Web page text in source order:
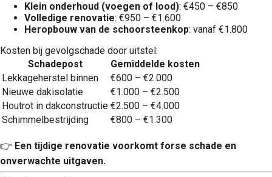
Klein onderhoud (voegen of lood): €450 – €850
Volledige renovatie: €950 – €1.600
Heropbouw van de schoorsteenkop: vanaf €1.800
Kosten bij gevolgschade door uitstel:
Schadepost
Gemiddelde kosten
Lekkageherstel binnen
€600 – €2.000
Nieuwe dakisolatie
€1.000 – €2.500
Houtrot in dakconstructie €2.500 – €4.000
Schimmelbestrijding
€800 – €1.300
👉 Een tijdige renovatie voorkomt forse schade en
onverwachte uitgaven.